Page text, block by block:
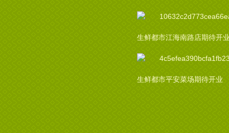
生鲜都市江海南路店期待开
生鲜都市平安菜场期待开业